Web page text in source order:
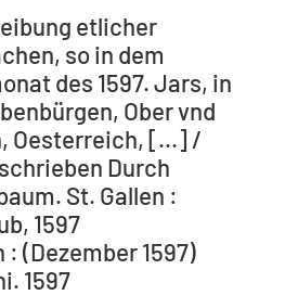
etlicher
so in dem
des 1597. Jars, in
Ober vnd
Oesterreich, [...] /
Durch
St. Gallen :
1597
(Dezember 1597)
1597